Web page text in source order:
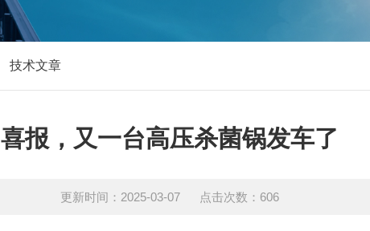
技术文章
喜报，又一台高压杀菌锅发车了
更新时间：2025-03-07 点击次数：606